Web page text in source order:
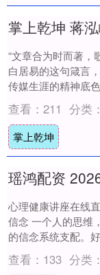
“文章合为时而著，
白居易的这句箴言
传媒生涯的精神底
稿费从《吉林畜牧
我....
查看： 211 分类：
掌上乾坤
心理健康讲座在线
信念 一个人的思维
的信念系统支配。
松，满足，成功快
则会....
查看： 133 分类：